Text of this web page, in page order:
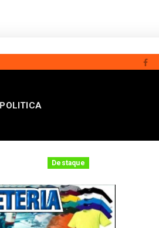
POLITICA
Leão aumenta sua vantagem e